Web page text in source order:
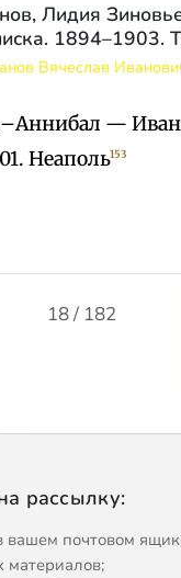
Лидия
1894–1903.
Вячеслав
—
Неаполь153
18 / 182
рассылку:
почтовом